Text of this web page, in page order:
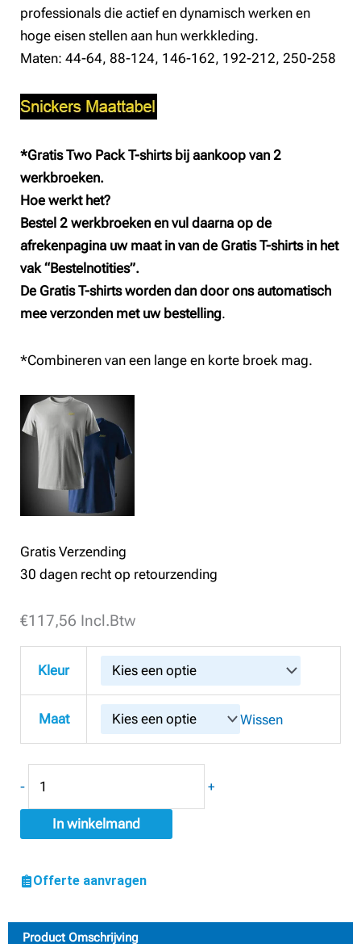
professionals die actief en dynamisch werken en
hoge eisen stellen aan hun werkkleding.
Maten: 44-64, 88-124, 146-162, 192-212, 250-258
*Gratis Two Pack T-shirts bij aankoop van 2
werkbroeken.
Hoe werkt het?
Bestel 2 werkbroeken en vul daarna op de
afrekenpagina uw maat in van de Gratis T-shirts in het
vak “Bestelnotities”.
De Gratis T-shirts worden dan door ons automatisch
mee verzonden met uw bestelling.
*Combineren van een lange en korte broek mag.
Gratis Verzending
30 dagen recht op retourzending
€117,56 Incl.Btw
Kleur
Maat Wissen
-
Snickers
6241
AllroundWork
Werkbroek
+
In winkelmand
Offerte aanvragen
Product Omschrijving